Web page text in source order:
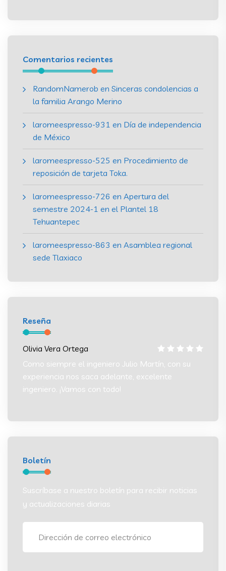
Comentarios recientes
RandomNamerob en Sinceras condolencias a
la familia Arango Merino
laromeespresso-931 en Día de independencia
de México
laromeespresso-525 en Procedimiento de
reposición de tarjeta Toka.
laromeespresso-726 en Apertura del
semestre 2024-1 en el Plantel 18
Tehuantepec
laromeespresso-863 en Asamblea regional
sede Tlaxiaco
Reseña
Olivia Vera Ortega
Como siempre el ingeniero Julio Martín, con su
experiencia nos saca adelante, excelente
ingeniero. ¡Vamos con todo!
Boletín
Suscríbase a nuestro boletín para recibir noticias
y actualizaciones diarias